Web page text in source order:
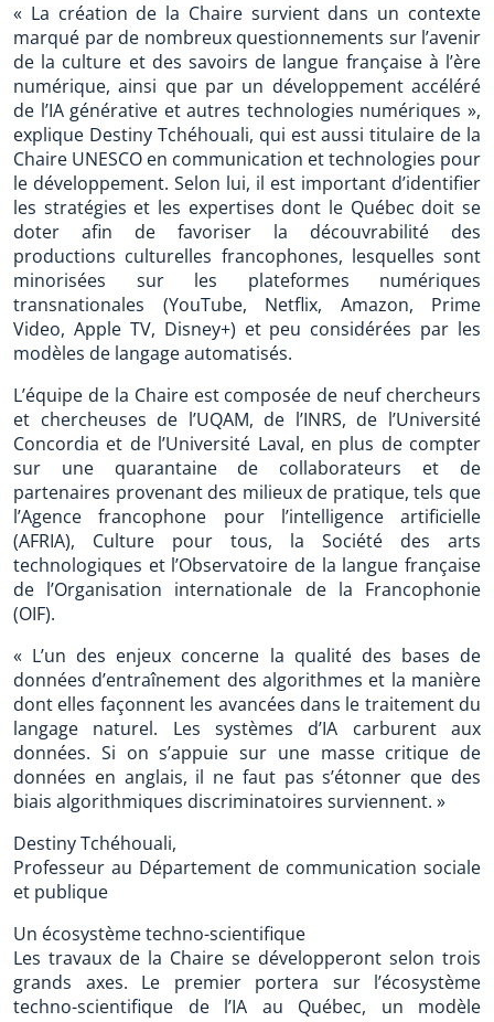
« La création de la Chaire survient dans un contexte
marqué par de nombreux questionnements sur l’avenir
de la culture et des savoirs de langue française à l’ère
numérique, ainsi que par un développement accéléré
de l’IA générative et autres technologies numériques »,
explique Destiny Tchéhouali, qui est aussi titulaire de la
Chaire UNESCO en communication et technologies pour
le développement. Selon lui, il est important d’identifier
les stratégies et les expertises dont le Québec doit se
doter afin de favoriser la découvrabilité des
productions culturelles francophones, lesquelles sont
minorisées sur les plateformes numériques
transnationales (YouTube, Netflix, Amazon, Prime
Video, Apple TV, Disney+) et peu considérées par les
modèles de langage automatisés.
L’équipe de la Chaire est composée de neuf chercheurs
et chercheuses de l’UQAM, de l’INRS, de l’Université
Concordia et de l’Université Laval, en plus de compter
sur une quarantaine de collaborateurs et de
partenaires provenant des milieux de pratique, tels que
l’Agence francophone pour l’intelligence artificielle
(AFRIA), Culture pour tous, la Société des arts
technologiques et l’Observatoire de la langue française
de l’Organisation internationale de la Francophonie
(OIF).
« L’un des enjeux concerne la qualité des bases de
données d’entraînement des algorithmes et la manière
dont elles façonnent les avancées dans le traitement du
langage naturel. Les systèmes d’IA carburent aux
données. Si on s’appuie sur une masse critique de
données en anglais, il ne faut pas s’étonner que des
biais algorithmiques discriminatoires surviennent. »
Destiny Tchéhouali,
Professeur au Département de communication sociale
et publique
Un écosystème techno-scientifique
Les travaux de la Chaire se développeront selon trois
grands axes. Le premier portera sur l’écosystème
techno-scientifique de l’IA au Québec, un modèle